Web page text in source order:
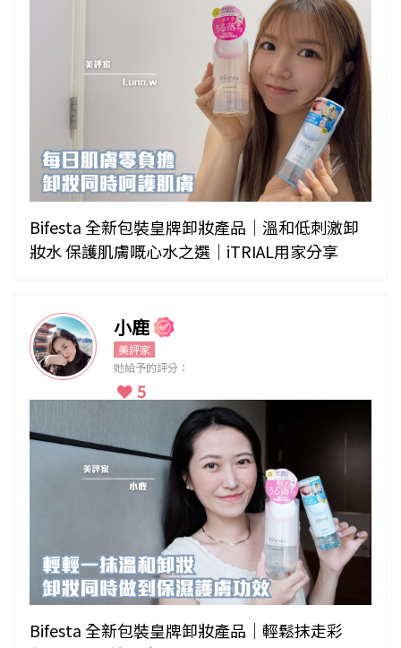
Bifesta 全新包裝皇牌卸妝產品｜溫和低刺激卸
妝水 保護肌膚嘅心水之選｜iTRIAL用家分享
小鹿
美評家
她給予的評分：
5
Bifesta 全新包裝皇牌卸妝產品｜輕鬆抹走彩